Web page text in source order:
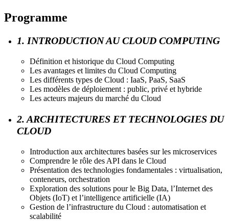
Programme
1. INTRODUCTION AU CLOUD COMPUTING
Définition et historique du Cloud Computing
Les avantages et limites du Cloud Computing
Les différents types de Cloud : IaaS, PaaS, SaaS
Les modèles de déploiement : public, privé et hybride
Les acteurs majeurs du marché du Cloud
2. ARCHITECTURES ET TECHNOLOGIES DU
CLOUD
Introduction aux architectures basées sur les microservices
Comprendre le rôle des API dans le Cloud
Présentation des technologies fondamentales : virtualisation,
conteneurs, orchestration
Exploration des solutions pour le Big Data, l’Internet des
Objets (IoT) et l’intelligence artificielle (IA)
Gestion de l’infrastructure du Cloud : automatisation et
scalabilité